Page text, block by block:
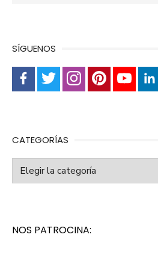
SÍGUENOS
CATEGORÍAS
Categorías
NOS PATROCINA: